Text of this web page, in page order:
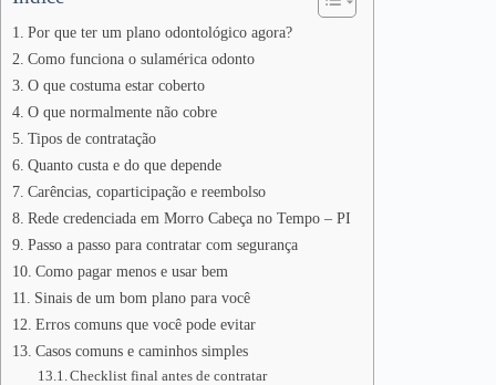
Por que ter um plano odontológico agora?
Como funciona o sulamérica odonto
O que costuma estar coberto
O que normalmente não cobre
Tipos de contratação
Quanto custa e do que depende
Carências, coparticipação e reembolso
Rede credenciada em Morro Cabeça no Tempo – PI
Passo a passo para contratar com segurança
Como pagar menos e usar bem
Sinais de um bom plano para você
Erros comuns que você pode evitar
Casos comuns e caminhos simples
Checklist final antes de contratar